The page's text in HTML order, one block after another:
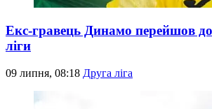
Екс-гравець Динамо перейшов
ліги
09 липня, 08:18 Друга ліга